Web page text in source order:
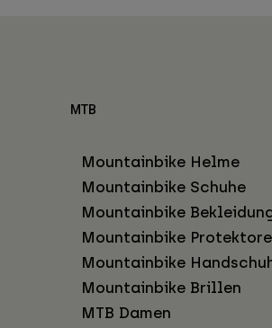
MTB
Mountainbike Helme
Mountainbike Schuhe
Mountainbike
Mountainbike
Mountainbike
Mountainbike Brillen
MTB Damen